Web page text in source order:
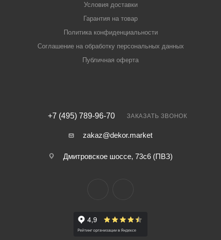
Условия доставки
Гарантия на товар
Политика конфиденциальности
Соглашение на обработку персональных данных
Публичная оферта
+7 (495) 789-96-70 ЗАКАЗАТЬ ЗВОНОК
zakaz@dekor.market
Дмитровское шоссе, 73с6 (ПВЗ)